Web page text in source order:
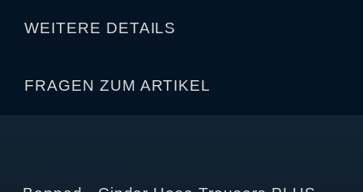
WEITERE DETAILS
FRAGEN ZUM ARTIKEL